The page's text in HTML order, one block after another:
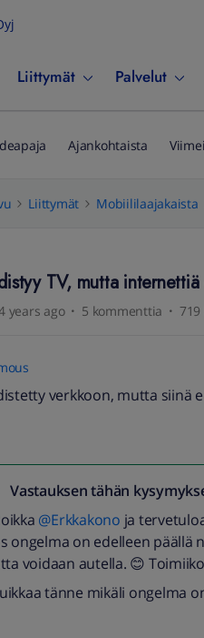
Liittymät Palvelut
Ajankohtaista
Liittymät Mobiililaajakaista
TV, mutta
years ago 5 kommenttia
verkkoon, mutta siinä
Vastauksen tähän
@Erkkakono ja
ongelma on edelleen
voidaan autella. 😊
tänne mikäli ongelma